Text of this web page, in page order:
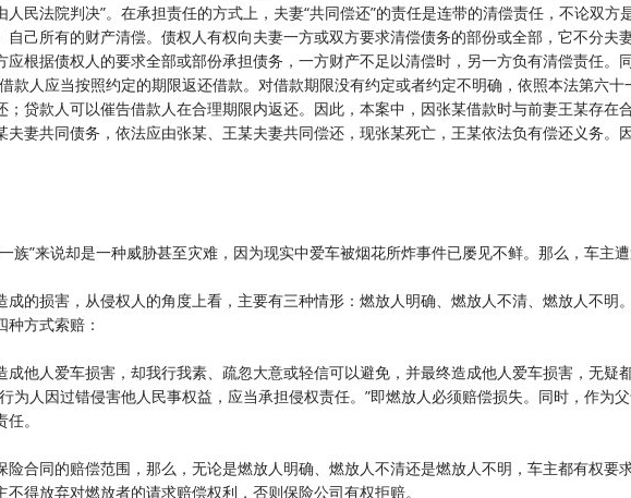
民法院判决”。在承担责任的方式上，夫妻“共同偿还”的责任是连带的清偿责任，不论双方
己所有的财产清偿。债权人有权向夫妻一方或双方要求清偿债务的部份或全部，它不分夫
根据债权人的要求全部或部份承担债务，一方财产不足以清偿时，另一方负有清偿责任。
款人应当按照约定的期限返还借款。对借款期限没有约定或者约定不明确，依照本法第六十
贷款人可以催告借款人在合理期限内返还。因此，本案中，因张某借款时与前妻王某存在
妻共同债务，依法应由张某、王某夫妻共同偿还，现张某死亡，王某依法负有偿还义务。
族”来说却是一种威胁甚至灾难，因为现实中爱车被烟花所炸事件已屡见不鲜。那么，车主
的损害，从侵权人的角度上看，主要有三种情形：燃放人明确、燃放人不清、燃放人不明
方式索赔：
他人爱车损害，却我行我素、疏忽大意或轻信可以避免，并最终造成他人爱车损害，无疑
为人因过错侵害他人民事权益，应当承担侵权责任。”即燃放人必须赔偿损失。同时，作为
。
合同的赔偿范围，那么，无论是燃放人明确、燃放人不清还是燃放人不明，车主都有权要
得放弃对燃放者的请求赔偿权利，否则保险公司有权拒赔。